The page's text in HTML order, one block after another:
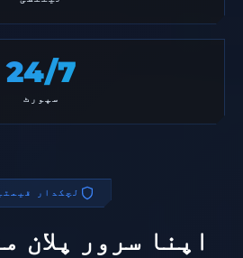
24/7
سپورٹ
لچکدار
اپنا سرور پلان